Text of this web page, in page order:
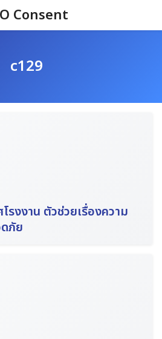
Consent
c129
รงงาน ตัวช่วยเรื่องความ
ภัย